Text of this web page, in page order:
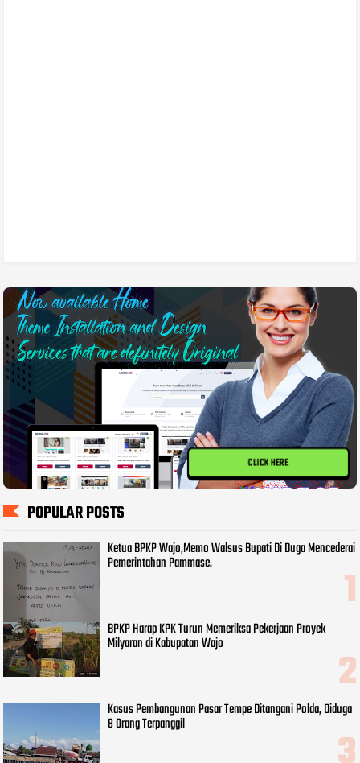
CLICK HERE
POPULAR POSTS
Ketua BPKP Wajo,Memo Walsus Bupati Di Duga Mencederai
Pemerintahan Pammase.
BPKP Harap KPK Turun Memeriksa Pekerjaan Proyek
Milyaran di Kabupatan Wajo
Kasus Pembangunan Pasar Tempe Ditangani Polda, Diduga
8 Orang Terpanggil